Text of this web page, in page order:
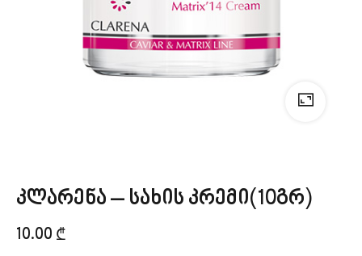
კლარენა – სახის კრემი(10გრ)
10.00 ₾